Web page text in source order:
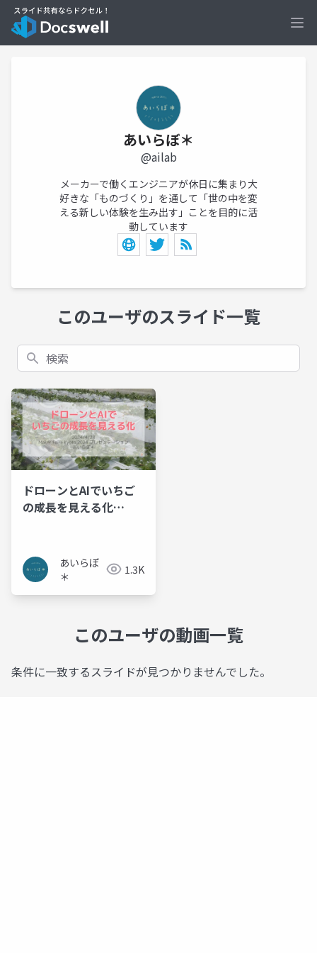
あいらぼ＊
@ailab
メーカーで働くエンジニアが休日に集まり大
好きな「ものづくり」を通して「世の中を変
える新しい体験を生み出す」ことを目的に活
動しています
このユーザのスライド一覧
検索
ドローンとAIでいちご
の成長を見える化
あいらぼ
＊
1.3K
このユーザの動画一覧
条件に一致するスライドが見つかりませんでした。